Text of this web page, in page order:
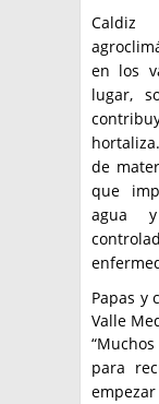
Caldiz
en los
lugar,
de
que
agua
Papas y
Valle
para